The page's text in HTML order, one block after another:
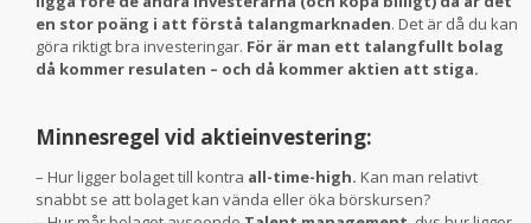
en stor poäng i att förstå talangmarknaden. Det är då du kan
göra riktigt bra investeringar. För är man ett talangfullt bolag
då kommer resulaten – och då kommer aktien att stiga.
Minnesregel vid aktieinvestering:
– Hur ligger bolaget till kontra all-time-high. Kan man relativt
snabbt se att bolaget kan vända eller öka börskursen?